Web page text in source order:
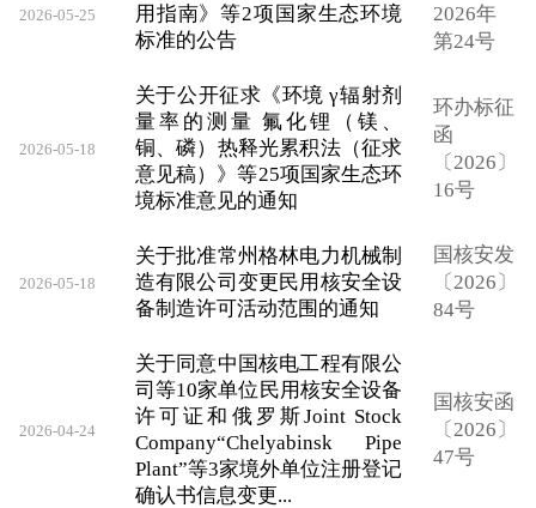
2026-05-25
用指南》等2项国家生态环境
标准的公告
2026年
第24号
2026-05-18
关于公开征求《环境 γ辐射剂
量率的测量 氟化锂（镁、
铜、磷）热释光累积法（征求
意见稿）》等25项国家生态环
境标准意见的通知
环办标征
函
〔2026〕
16号
2026-05-18
关于批准常州格林电力机械制
造有限公司变更民用核安全设
备制造许可活动范围的通知
国核安发
〔2026〕
84号
2026-04-24
关于同意中国核电工程有限公
司等10家单位民用核安全设备
许可证和俄罗斯Joint Stock
Company“Chelyabinsk Pipe
Plant”等3家境外单位注册登记
确认书信息变更...
国核安函
〔2026〕
47号